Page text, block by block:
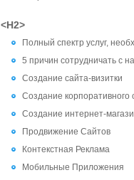
<H2>
Полный спектр услуг,
5 причин сотрудничать с
Создание сайта-визитки
Создание корпоративного
Создание интернет-
Продвижение Сайтов
Контекстная Реклама
Мобильные Приложения